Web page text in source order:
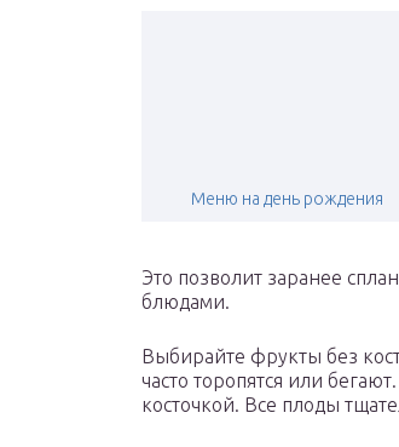
Меню на день рождения
Это позволит заранее
блюдами.
Выбирайте фрукты без
часто торопятся или
косточкой. Все плоды